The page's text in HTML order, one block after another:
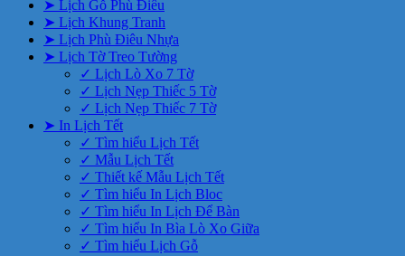
➤ Lịch Gỗ Phù Điêu
➤ Lịch Khung Tranh
➤ Lịch Phù Điêu Nhựa
➤ Lịch Tờ Treo Tường
✓ Lịch Lò Xo 7 Tờ
✓ Lịch Nẹp Thiếc 5 Tờ
✓ Lịch Nẹp Thiếc 7 Tờ
➤ In Lịch Tết
✓ Tìm hiểu Lịch Tết
✓ Mẫu Lịch Tết
✓ Thiết kế Mẫu Lịch Tết
✓ Tìm hiểu In Lịch Bloc
✓ Tìm hiểu In Lịch Để Bàn
✓ Tìm hiểu In Bìa Lò Xo Giữa
✓ Tìm hiểu Lịch Gỗ